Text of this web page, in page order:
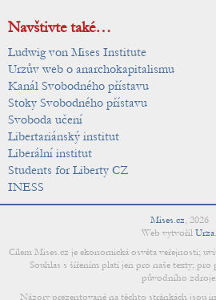
Navštivte také…
Ludwig von Mises Institute
Urzův web o anarchokapitalismu
Kanál Svobodného přístavu
Stoky Svobodného přístavu
Svoboda učení
Libertariánský institut
Liberální institut
Students for Liberty CZ
INESS
Mises.cz, 2026
Web vytvořil Urza.
Cílem Mises.cz je ekonomická osvěta veřejnosti;
Souhlas s šířením platí jen pro naše texty; pro
původního zdroje.
Názory prezentované na těchto stránkách jsou